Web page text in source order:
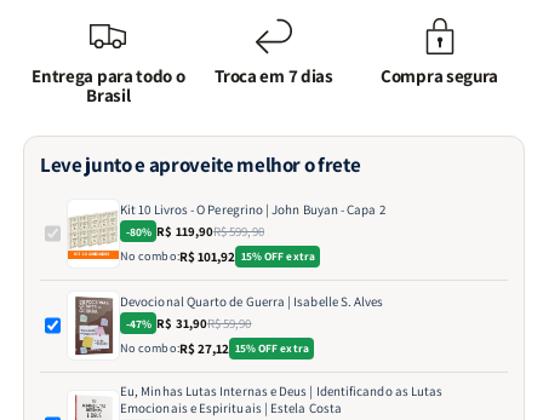
Entrega para todo o
Brasil
Troca em 7 dias Compra segura
Leve junto e aproveite melhor o frete
Kit 10 Livros - O Peregrino | John Buyan - Capa 2
-80% R$ 119,90R$ 599,90
No combo:R$ 101,92 15% OFF extra
Devocional Quarto de Guerra | Isabelle S. Alves
-47% R$ 31,90R$ 59,90
No combo:R$ 27,12 15% OFF extra
Eu, Minhas Lutas Internas e Deus | Identificando as Lutas
Emocionais e Espirituais | Estela Costa